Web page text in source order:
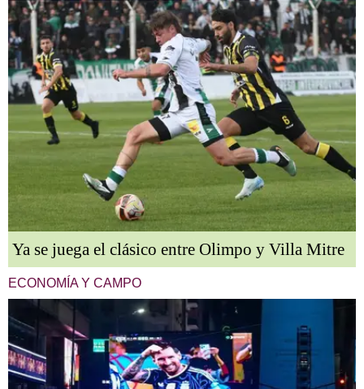
Ya se juega el clásico entre Olimpo y Villa Mitre
ECONOMÍA Y CAMPO